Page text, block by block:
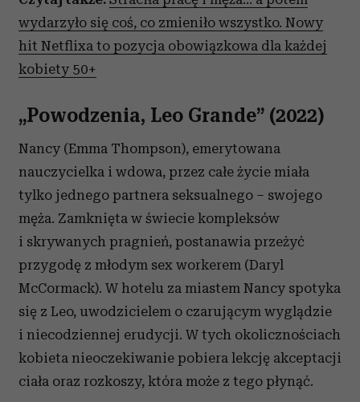
wydarzyło się coś, co zmieniło wszystko. Nowy
hit Netflixa to pozycja obowiązkowa dla każdej
kobiety 50+
„Powodzenia, Leo Grande” (2022)
Nancy (Emma Thompson), emerytowana
nauczycielka i wdowa, przez całe życie miała
tylko jednego partnera seksualnego – swojego
męża. Zamknięta w świecie kompleksów
i skrywanych pragnień, postanawia przeżyć
przygodę z młodym sex workerem (Daryl
McCormack). W hotelu za miastem Nancy spotyka
się z Leo, uwodzicielem o czarującym wyglądzie
i niecodziennej erudycji. W tych okolicznościach
kobieta nieoczekiwanie pobiera lekcję akceptacji
ciała oraz rozkoszy, która może z tego płynąć.